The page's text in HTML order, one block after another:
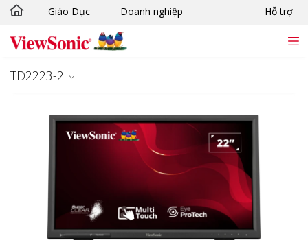
Chuyển đến nội dung chính
Giáo Dục Doanh nghiệp Hỗ trợ
TD2223-2